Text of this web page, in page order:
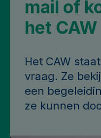
mail of
het CAW
Het CAW
vraag. Ze
een
ze kunnen